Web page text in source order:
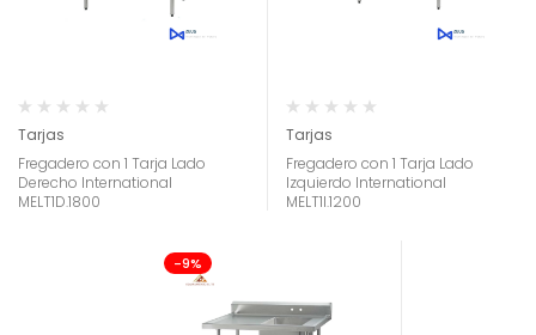
Tarjas
Fregadero con 1 Tarja Lado
Derecho International
MELT1D.1800
Tarjas
Fregadero con 1 Tarja Lado
Izquierdo International
MELT1I.1200
-9%